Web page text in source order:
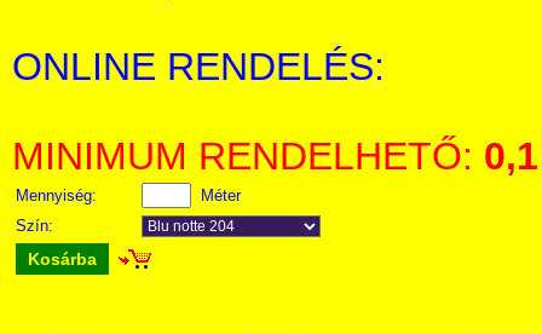
ONLINE RENDELÉS:
MINIMUM RENDELHETŐ: 0,1
Mennyiség:
Méter
Szín:
Kosárba